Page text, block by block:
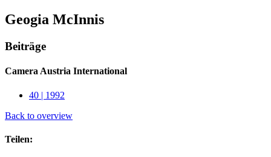
Geogia McInnis
Beiträge
Camera Austria International
40 | 1992
Back to overview
Teilen: